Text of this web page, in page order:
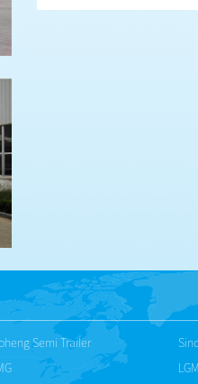
Semi Trailer